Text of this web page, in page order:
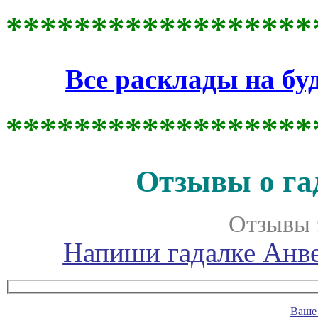
Все расклады на
Отзывы о
Отзывы
Напиши гадалке
Ваше